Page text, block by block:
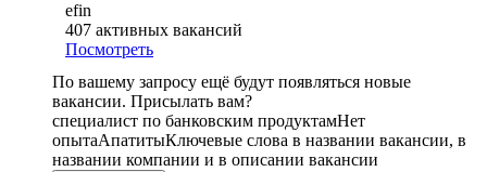
efin
407 активных вакансий
Посмотреть
По вашему запросу ещё будут появляться новые
вакансии. Присылать вам?
специалист по банковским продуктамНет
опытаАпатитыКлючевые слова в названии вакансии, в
названии компании и в описании вакансии